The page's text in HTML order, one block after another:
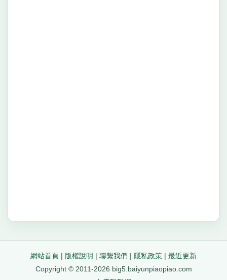
網站首頁 | 版權說明 | 聯繫我們 | 隱私政策 | 最近更新
Copyright © 2011-2026 big5.baiyunpiaopiao.com